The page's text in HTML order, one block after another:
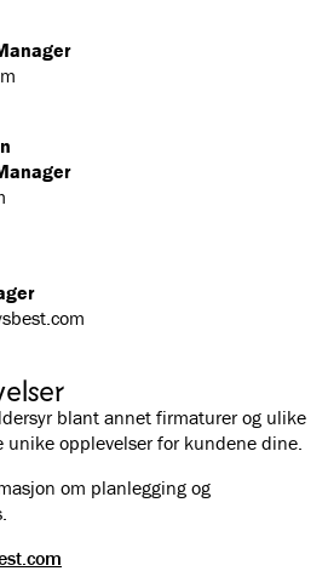
blant annet firmaturer og ulike
unike opplevelser for kundene dine.
om planlegging og